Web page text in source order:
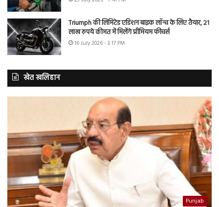
Triumph की लिमिटेड एडिशन बाइक लॉन्च के लिए तैयार, 21
लाख रुपये कीमत में मिलेंगे प्रीमियम फीचर्स
16 July 2026 - 3:17 PM
खेत खलिहान
Punjab